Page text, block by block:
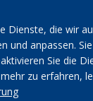
|
Dienste, die wir
und anpassen.
Sie die
zu erfahren,